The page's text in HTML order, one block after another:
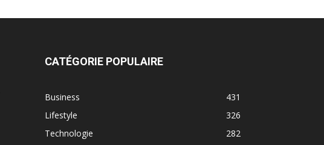
CATÉGORIE POPULAIRE
Business
431
Lifestyle
326
Technologie
282